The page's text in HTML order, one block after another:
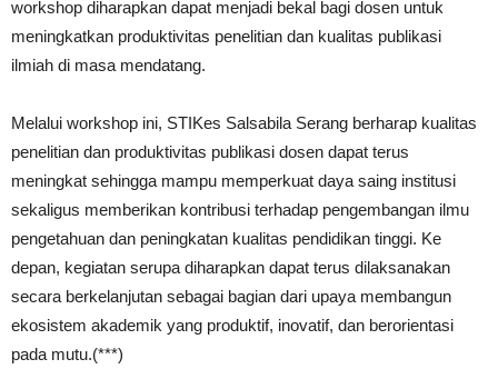
workshop diharapkan dapat menjadi bekal bagi dosen untuk
meningkatkan produktivitas penelitian dan kualitas publikasi
ilmiah di masa mendatang.
Melalui workshop ini, STIKes Salsabila Serang berharap kualitas
penelitian dan produktivitas publikasi dosen dapat terus
meningkat sehingga mampu memperkuat daya saing institusi
sekaligus memberikan kontribusi terhadap pengembangan ilmu
pengetahuan dan peningkatan kualitas pendidikan tinggi. Ke
depan, kegiatan serupa diharapkan dapat terus dilaksanakan
secara berkelanjutan sebagai bagian dari upaya membangun
ekosistem akademik yang produktif, inovatif, dan berorientasi
pada mutu.(***)